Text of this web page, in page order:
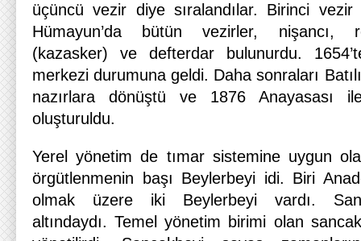
üçüncü vezir diye sıralandılar. Birinci vezir
Hümayun’da bütün vezirler, nişancı,
(kazasker) ve defterdar bulunurdu.
merkezi durumuna geldi. Daha sonraları
nazırlara dönüştü ve 1876 Anayasası
oluşturuldu.
Yerel yönetim de tımar sistemine uygun
örgütlenmenin başı Beylerbeyi idi. Biri
olmak üzere iki Beylerbeyi vardı.
altındaydı. Temel yönetim birimi olan